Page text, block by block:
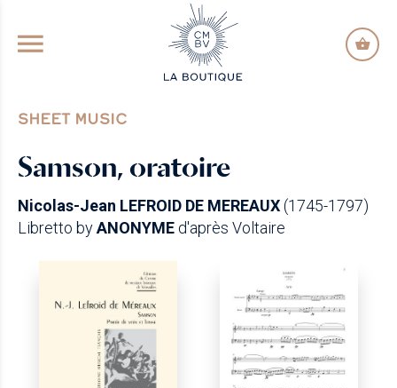
GO TO PRINCIPAL CONTENT
SHEET MUSIC
Samson, oratoire
Nicolas-Jean LEFROID DE MEREAUX(1745-1797)
Libretto byANONYME d'après Voltaire